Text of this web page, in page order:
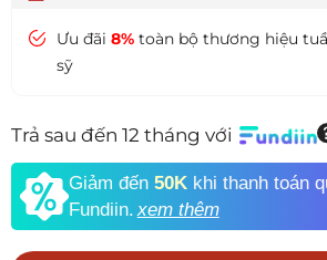
Ưu đãi 8% toàn bộ thương hiệu
sỹ
Trả sau đến 12 tháng với
Giảm đến 50K khi thanh toán
Fundiin.xem thêm